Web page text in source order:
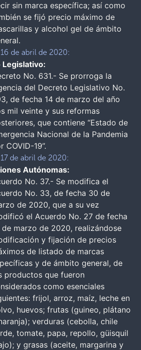
sin marca específica; así como
se fijó precio máximo de
y alcohol gel de ámbito
de abril de 2020:
Legislativo:
No. 631.- Se prorroga la
del Decreto Legislativo No.
de fecha 14 de marzo del año
mil veinte y sus reformas
que contiene “Estado de
Nacional de la Pandemia
COVID-19”.
de abril de 2020:
Autónomas:
No. 37.- Se modifica el
No. 33, de fecha 30 de
de 2020, que a su vez
el Acuerdo No. 27 de fecha
de marzo de 2020, realizándose
y fijación de precios
de listado de marcas
y de ámbito general, de
productos que fueron
como esenciales
frijol, arroz, maíz, leche en
huevos; frutas (guineo, plátano
verduras (cebolla, chile
tomate, papa, repollo, güisquil
y grasas (aceite, margarina y